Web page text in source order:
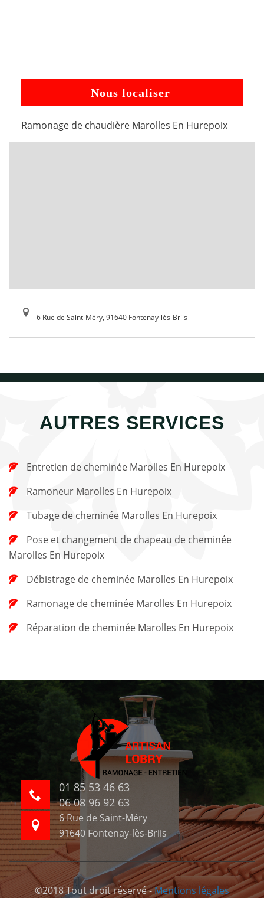
Nous localiser
Ramonage de chaudière Marolles En Hurepoix
6 Rue de Saint-Méry, 91640 Fontenay-lès-Briis
AUTRES SERVICES
Entretien de cheminée Marolles En Hurepoix
Ramoneur Marolles En Hurepoix
Tubage de cheminée Marolles En Hurepoix
Marolles En Hurepoix
Débistrage de cheminée Marolles En Hurepoix
Ramonage de cheminée Marolles En Hurepoix
Réparation de cheminée Marolles En Hurepoix
01 85 53 46 63
06 08 96 92 63
6 Rue de Saint-Méry
91640 Fontenay-lès-Briis
©2018 Tout droit réservé -Mentions légales